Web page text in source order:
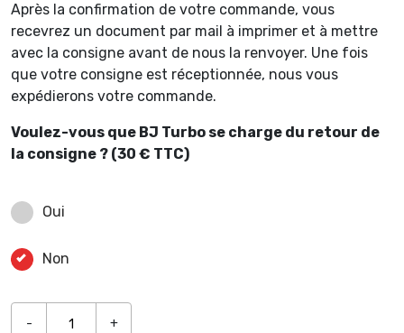
Après la confirmation de votre commande, vous
recevrez un document par mail à imprimer et à mettre
avec la consigne avant de nous la renvoyer. Une fois
que votre consigne est réceptionnée, nous vous
expédierons votre commande.
Voulez-vous que BJ Turbo se charge du retour de
la consigne ? (30 € TTC)
Oui
Non
- +